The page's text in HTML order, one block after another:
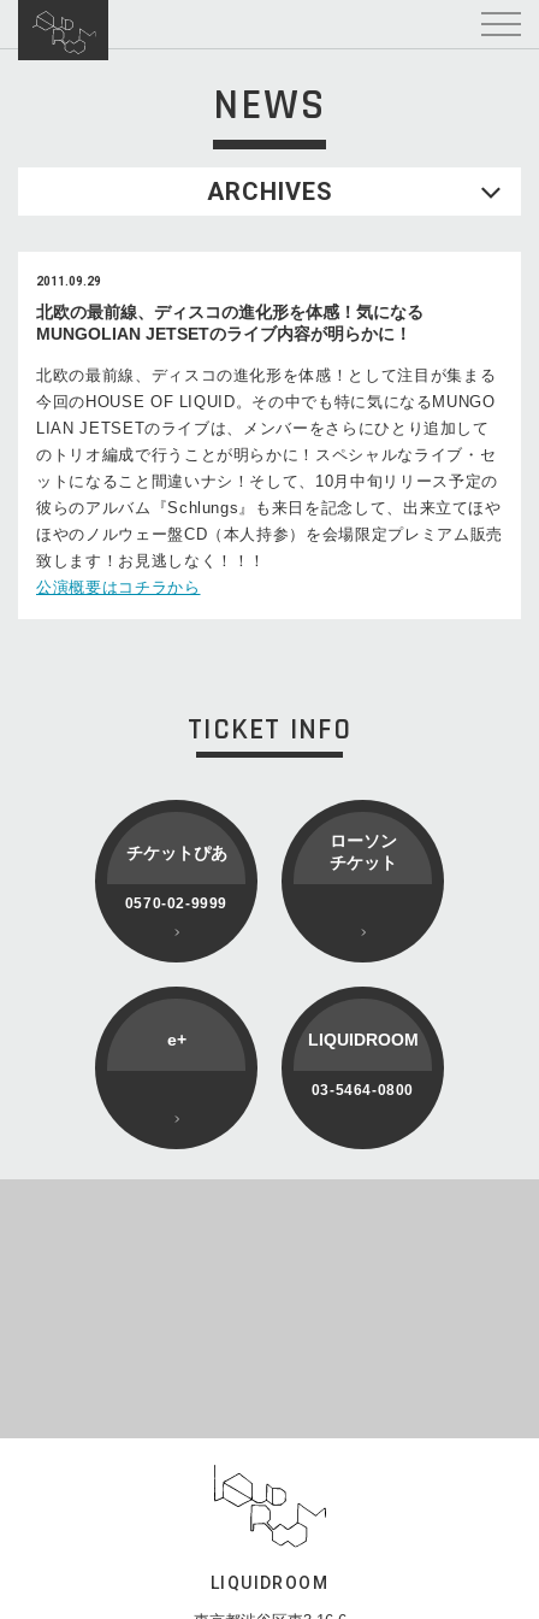
NEWS
ARCHIVES
2011.09.29
北欧の最前線、ディスコの進化形を体感！気になる
MUNGOLIAN JETSETのライブ内容が明らかに！
北欧の最前線、ディスコの進化形を体感！として注目が集まる
今回のHOUSE OF LIQUID。その中でも特に気になるMUNGO
LIAN JETSETのライブは、メンバーをさらにひとり追加して
のトリオ編成で行うことが明らかに！スペシャルなライブ・セ
ットになること間違いナシ！そして、10月中旬リリース予定の
彼らのアルバム『Schlungs』も来日を記念して、出来立てほや
ほやのノルウェー盤CD（本人持参）を会場限定プレミアム販売
致します！お見逃しなく！！！
公演概要はコチラから
TICKET INFO
チケットぴあ
0570-02-9999
ローソン
チケット
e+ LIQUIDROOM
03-5464-0800
LIQUIDROOM